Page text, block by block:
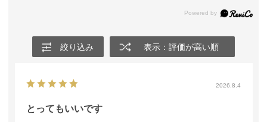
絞り込み 表示：評価が高い順
2026.8.4
とってもいいです